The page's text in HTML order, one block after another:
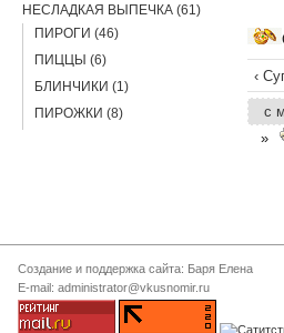
‹
с
»
НЕСЛАДКАЯ ВЫПЕЧКА (61)
ПИРОГИ (46)
ПИЦЦЫ (6)
БЛИНЧИКИ (1)
ПИРОЖКИ (8)
Создание и поддержка сайта: Баря Елена
E-mail: administrator@vkusnomir.ru